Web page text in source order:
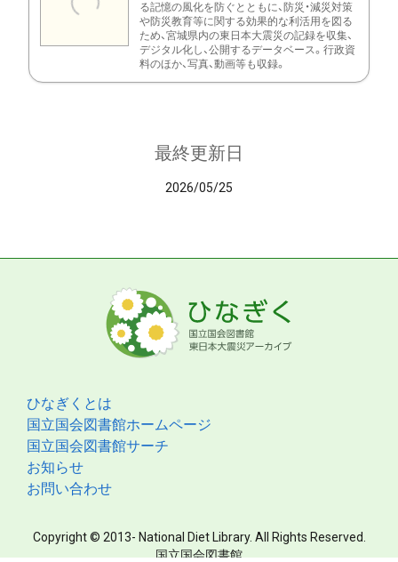
る記憶の風化を防ぐとともに、防災・減災対策
や防災教育等に関する効果的な利活用を図る
ため、宮城県内の東日本大震災の記録を収集、
デジタル化し、公開するデータベース。行政資
料のほか、写真、動画等も収録。
最終更新日
2026/05/25
ひなぎくとは
国立国会図書館ホームページ
国立国会図書館サーチ
お知らせ
お問い合わせ
Copyright © 2013- National Diet Library. All Rights Reserved.